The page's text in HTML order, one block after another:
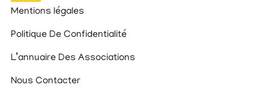
Mentions légales
Politique De Confidentialité
L’annuaire Des Associations
Nous Contacter